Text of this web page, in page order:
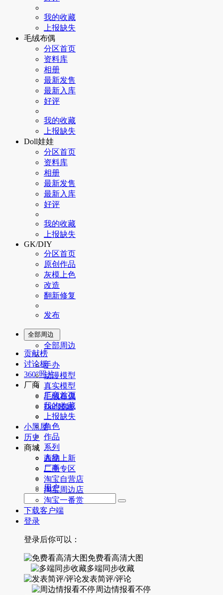
我的收藏
上报缺失
毛绒布偶
分区首页
资料库
相册
最新发售
最新入库
好评
我的收藏
上报缺失
Doll娃娃
分区首页
资料库
相册
最新发售
最新入库
好评
我的收藏
上报缺失
GK/DIY
分区首页
原创作品
灰模上色
改造
翻新修复
发布
全部周边
全部周边
手办
动漫模型
真实模型
毛绒布偶
Doll娃娃
角色
作品
系列
人物
厂商
用户
贡献榜
讨论板
360°照片
厂商
厂商首页
我的收藏
上报缺失
小黑屋
历史
商城
商品上新
二手专区
淘宝自营店
淘宝周边店
淘宝一番赏
下载客户端
登录
登录后你可以：
免费看高清大图
多端同步收藏
发表简评/评论
周边情报看不停